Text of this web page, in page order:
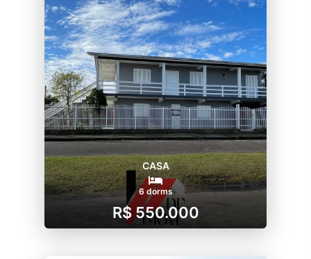
CASA
6 dorms
R$ 550.000